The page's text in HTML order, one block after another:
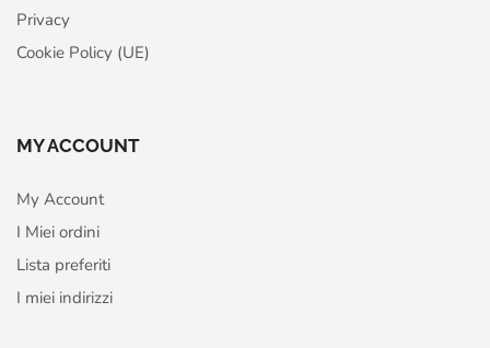
Privacy
Cookie Policy (UE)
MY ACCOUNT
My Account
I Miei ordini
Lista preferiti
I miei indirizzi